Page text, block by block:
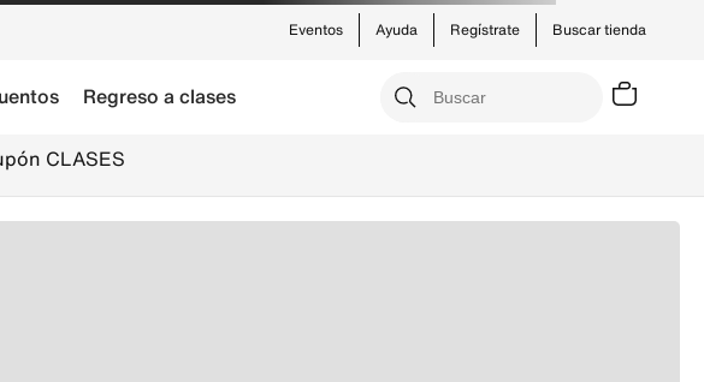
Buscar tienda
Ayuda Regístrate
Eventos
Regreso a clases
CLASES